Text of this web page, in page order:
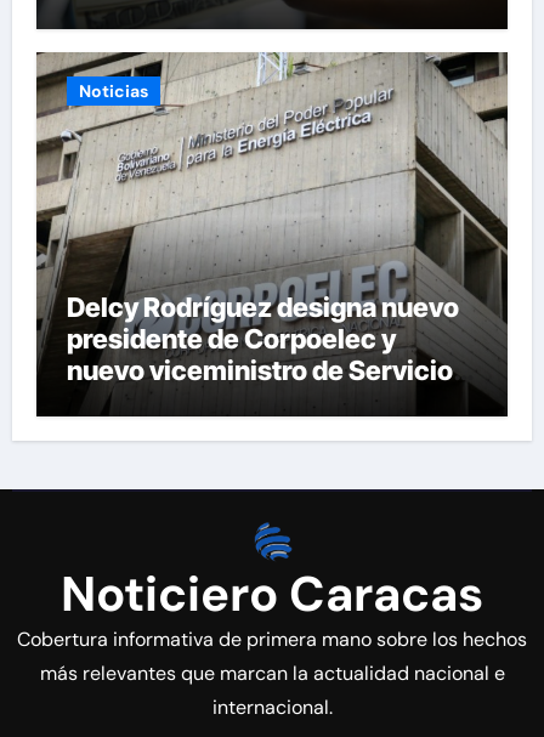
Noticias
Delcy Rodríguez designa nuevo
presidente de Corpoelec y
nuevo viceministro de Servicios
Eléctricos
Noticiero Caracas
Cobertura informativa de primera mano sobre los hechos
más relevantes que marcan la actualidad nacional e
internacional.